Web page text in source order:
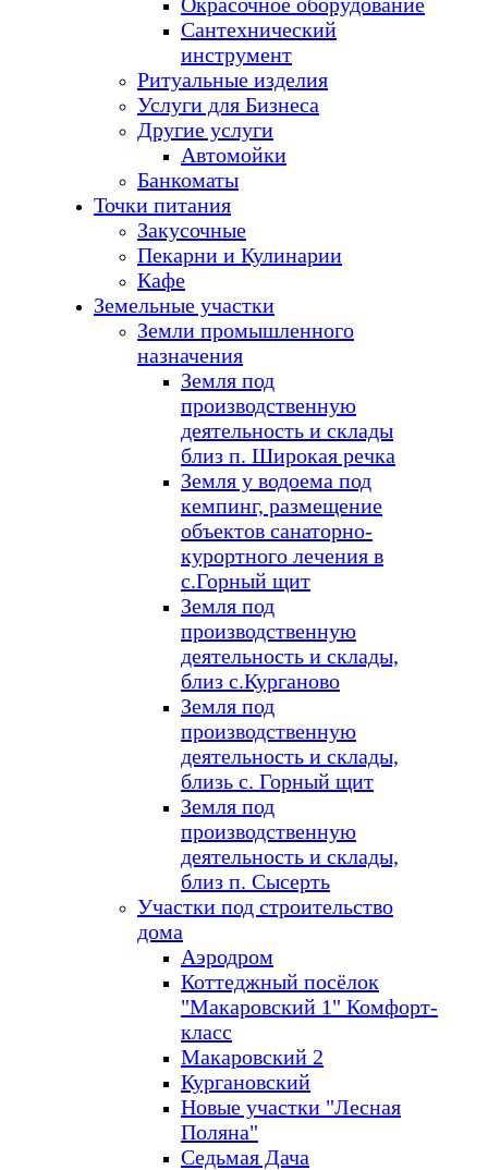
Сантехнический
инструмент
Ритуальные изделия
Услуги для Бизнеса
Другие услуги
Автомойки
Банкоматы
Точки питания
Закусочные
Пекарни и Кулинарии
Кафе
Земельные участки
Земли промышленного
назначения
Земля под
производственную
деятельность и склады
близ п. Широкая речка
Земля у водоема под
кемпинг, размещение
объектов санаторно-
курортного лечения в
с.Горный щит
Земля под
производственную
деятельность и склады,
близ с.Курганово
Земля под
производственную
деятельность и склады,
близь с. Горный щит
Земля под
производственную
деятельность и склады,
близ п. Сысерть
Участки под строительство
дома
Аэродром
Коттеджный посёлок
"Макаровский 1" Комфорт-
класс
Макаровский 2
Кургановский
Новые участки "Лесная
Поляна"
Седьмая Дача